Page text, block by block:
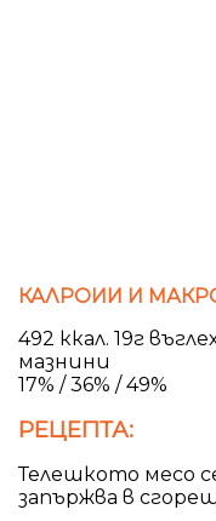
КАЛРОИИ И
492 ккал. 19г
мазнини
17% / 36% / 49%
РЕЦЕПТА:
Телешкото месо
запържва в